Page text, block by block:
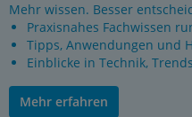
Mehr wissen. Besser
Praxisnahes Fachwissen
Tipps, Anwendungen und
Einblicke in Technik,
Mehr erfahren